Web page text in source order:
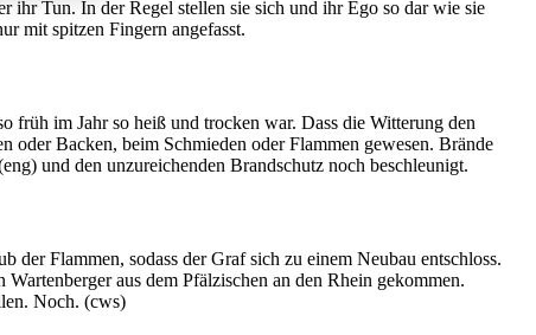
ihr Tun. In der Regel stellen sie sich und ihr Ego so dar wie sie
mit spitzen Fingern angefasst.
früh im Jahr so heiß und trocken war. Dass die Witterung den
oder Backen, beim Schmieden oder Flammen gewesen. Brände
und den unzureichenden Brandschutz noch beschleunigt.
Flammen, sodass der Graf sich zu einem Neubau entschloss.
aus dem Pfälzischen an den Rhein gekommen.
Noch. (cws)